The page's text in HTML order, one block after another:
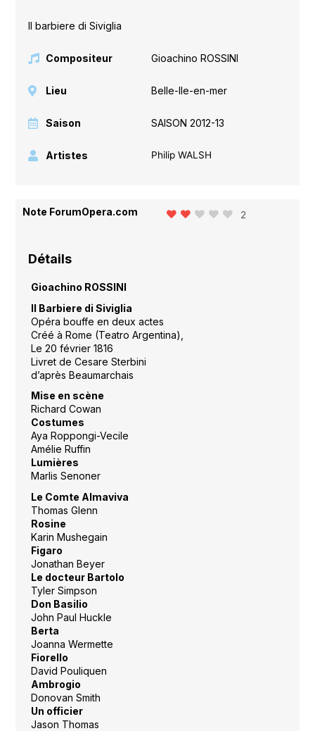
Il barbiere di Siviglia
Compositeur Gioachino ROSSINI
Lieu Belle-Ile-en-mer
Saison SAISON 2012-13
Artistes Philip WALSH
Note ForumOpera.com 2
Détails
Gioachino ROSSINI
Il Barbiere di Siviglia
Opéra bouffe en deux actes
Créé à Rome (Teatro Argentina),
Le 20 février 1816
Livret de Cesare Sterbini
d’après Beaumarchais
Mise en scène
Richard Cowan
Costumes
Aya Roppongi-Vecile
Amélie Ruffin
Lumières
Marlis Senoner
Le Comte Almaviva
Thomas Glenn
Rosine
Karin Mushegain
Figaro
Jonathan Beyer
Le docteur Bartolo
Tyler Simpson
Don Basilio
John Paul Huckle
Berta
Joanna Wermette
Fiorello
David Pouliquen
Ambrogio
Donovan Smith
Un officier
Jason Thomas